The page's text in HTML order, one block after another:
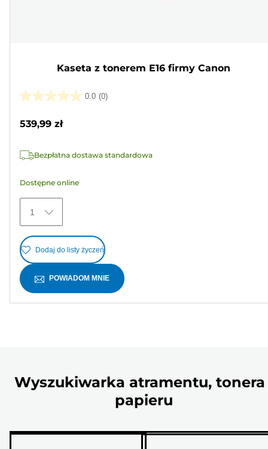
Kaseta z tonerem E16 firmy Canon
0.0 (0)
0.0
5
539,99 zł
Bezpłatna dostawa standardowa
Dostępne online
1
Dodaj do listy życzeń
POWIADOM MNIE
Wyszukiwarka atramentu, tonera
papieru